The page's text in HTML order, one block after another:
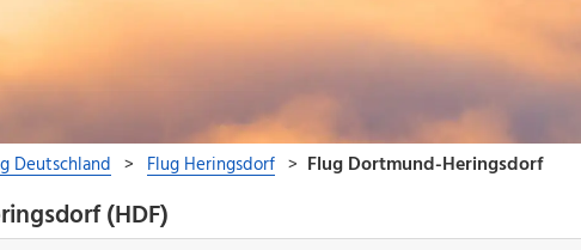
(HDF)